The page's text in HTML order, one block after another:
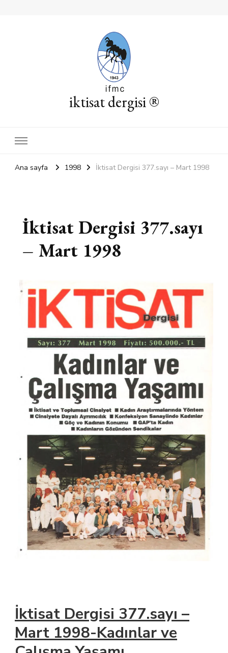
iktisat dergisi ®
Ana sayfa 1998 İktisat Dergisi 377.sayı – Mart 1998
İktisat Dergisi 377.sayı
– Mart 1998
İktisat Dergisi 377.sayı –
Mart 1998-Kadınlar ve